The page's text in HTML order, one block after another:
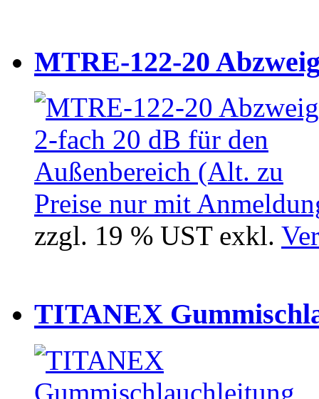
MTRE-122-20
Preise nur mit
zzgl. 19 % UST exkl.
TITANEX